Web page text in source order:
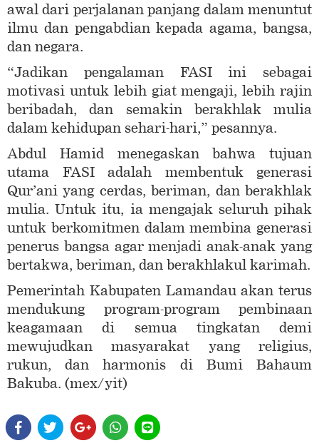
awal dari perjalanan panjang dalam menuntut
ilmu dan pengabdian kepada agama, bangsa,
dan negara.
“Jadikan pengalaman FASI ini sebagai
motivasi untuk lebih giat mengaji, lebih rajin
beribadah, dan semakin berakhlak mulia
dalam kehidupan sehari-hari,” pesannya.
Abdul Hamid menegaskan bahwa tujuan
utama FASI adalah membentuk generasi
Qur’ani yang cerdas, beriman, dan berakhlak
mulia. Untuk itu, ia mengajak seluruh pihak
untuk berkomitmen dalam membina generasi
penerus bangsa agar menjadi anak-anak yang
bertakwa, beriman, dan berakhlakul karimah.
Pemerintah Kabupaten Lamandau akan terus
mendukung program-program pembinaan
keagamaan di semua tingkatan demi
mewujudkan masyarakat yang religius,
rukun, dan harmonis di Bumi Bahaum
Bakuba. (mex/yit)